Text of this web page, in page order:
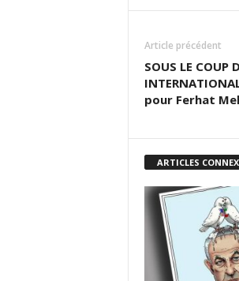
Article précédent
SOUS LE COUP
pour Ferhat
ARTICLES